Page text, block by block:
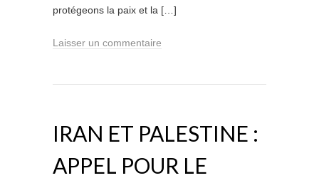
protégeons la paix et la […]
Laisser un commentaire
IRAN ET PALESTINE :
APPEL POUR LE